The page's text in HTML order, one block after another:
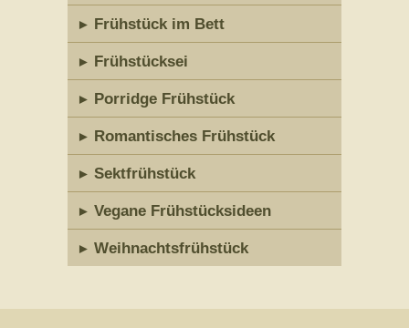
Frühstück im Bett
Frühstücksei
Porridge Frühstück
Romantisches Frühstück
Sektfrühstück
Vegane Frühstücksideen
Weihnachtsfrühstück